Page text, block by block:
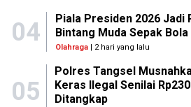
04
Piala Presiden 2026 Jadi
Bintang Muda Sepak
Olahraga| 2 hari yang lalu
05
Polres Tangsel
Keras Ilegal Senilai
Ditangkap